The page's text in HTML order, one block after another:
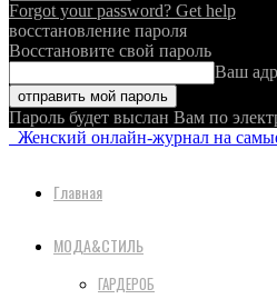
Forgot your password? Get help
восстановление пароля
Восстановите свой пароль
Ваш
Пароль будет выслан Вам по
Женский онлайн-журнал на
Главная
МОДА&СТИЛЬ
ГАРДЕРОБ